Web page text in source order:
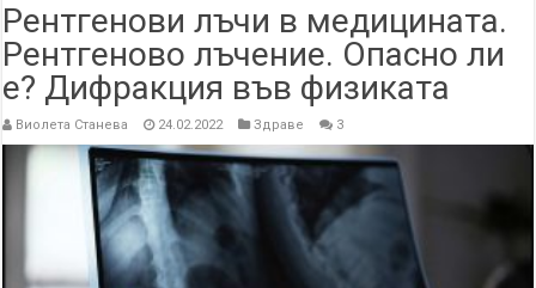
Рентгенови лъчи в медицината.
Рентгеново лъчение. Опасно ли
е? Дифракция във физиката
Виолета Станева 24.02.2022 Здраве 3